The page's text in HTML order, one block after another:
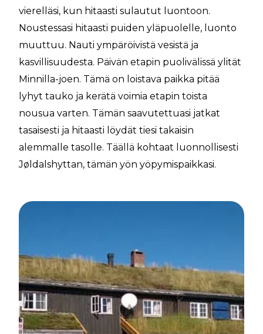
vierelläsi, kun hitaasti sulautut luontoon.
Noustessasi hitaasti puiden yläpuolelle, luonto
muuttuu. Nauti ympäröivistä vesistä ja
kasvillisuudesta. Päivän etapin puolivälissä ylität
Minnilla-joen. Tämä on loistava paikka pitää
lyhyt tauko ja kerätä voimia etapin toista
nousua varten. Tämän saavutettuasi jatkat
tasaisesti ja hitaasti löydät tiesi takaisin
alemmalle tasolle. Täällä kohtaat luonnollisesti
Jøldalshyttan, tämän yön yöpymispaikkasi.